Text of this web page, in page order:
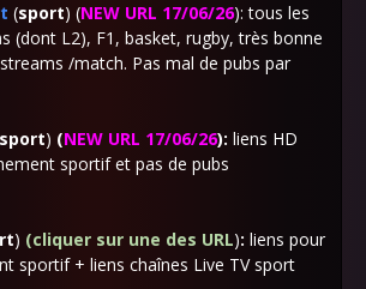
(sport) (NEW URL 17/06/26): tous les
(dont L2), F1, basket, rugby, très bonne
/match. Pas mal de pubs par
sport) (NEW URL 17/06/26): liens HD
sportif et pas de pubs
) (cliquer sur une des URL): liens pour
sportif + liens chaînes Live TV sport